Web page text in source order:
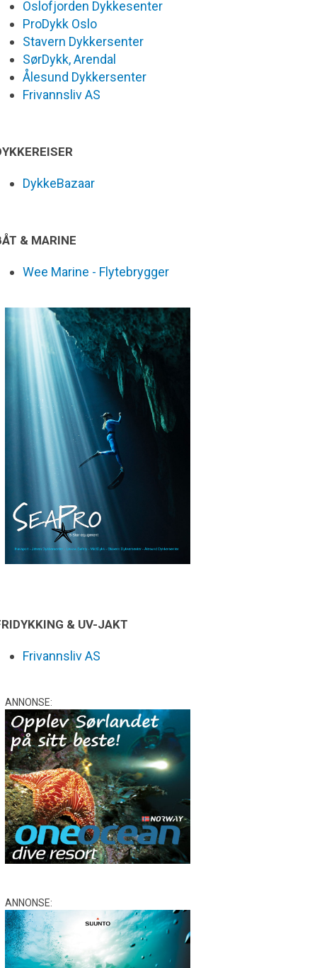
Oslofjorden Dykkesenter
ProDykk Oslo
Stavern Dykkersenter
SørDykk, Arendal
Ålesund Dykkersenter
Frivannsliv AS
DykkeBazaar
& MARINE
Wee Marine - Flytebrygger
& UV-JAKT
Frivannsliv AS
ANNONSE:
ANNONSE: